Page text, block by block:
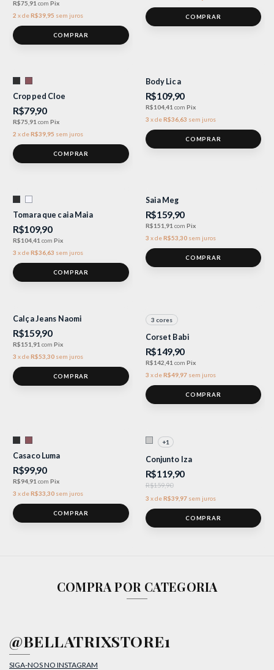
R$75,91 com Pix
2 xdeR$39,95 sem juros
COMPRAR
Cropped Cloe
R$79,90
R$75,91 com Pix
2 xdeR$39,95 sem juros
COMPRAR
Body Lica
R$109,90
R$104,41 com Pix
3 xdeR$36,63 sem juros
Tomara que caia Maia
R$109,90
R$104,41 com Pix
3 xdeR$36,63 sem juros
COMPRAR
Saia Meg
R$159,90
R$151,91 com Pix
3 xdeR$53,30 sem juros
COMPRAR
Calça Jeans Naomi
R$159,90
R$151,91 com Pix
3 xdeR$53,30 sem juros
COMPRAR
3 cores
Corset Babi
R$149,90
R$142,41 com Pix
3 xdeR$49,97 sem juros
COMPRAR
Casaco Luma
R$99,90
R$94,91 com Pix
3 xdeR$33,30 sem juros
COMPRAR
+1
Conjunto Iza
R$119,90
R$159,90
3 xdeR$39,97 sem juros
COMPRAR
COMPRA POR CATEGORIA
@BELLATRIXSTORE1
SIGA-NOS NO INSTAGRAM